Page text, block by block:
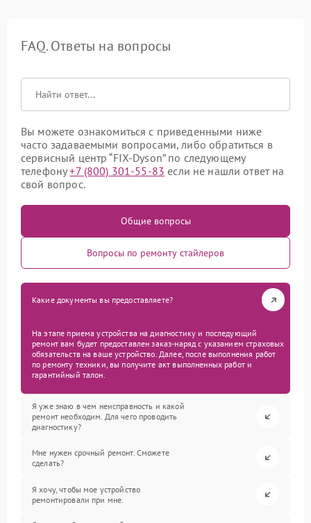
FAQ. Ответы на вопросы
Вы можете ознакомиться с приведенными ниже
часто задаваемыми вопросами, либо обратиться в
сервисный центр “FIX-Dyson” по следующему
телефону+7 (800) 301-55-83 если не нашли ответ на
свой вопрос.
Общие вопросы
Вопросы по ремонту стайлеров
Какие документы вы предоставляете?
На этапе приема устройства на диагностику и последующий
ремонт вам будет предоставлен заказ-наряд с указанием страховых
обязательств на ваше устройство. Далее, после выполнения работ
по ремонту техники, вы получите акт выполненных работ и
гарантийный талон.
Я уже знаю в чем неисправность и какой
ремонт необходим. Для чего проводить
диагностику?
Мне нужен срочный ремонт. Сможете
сделать?
Я хочу, чтобы мое устройство
ремонтировали при мне.